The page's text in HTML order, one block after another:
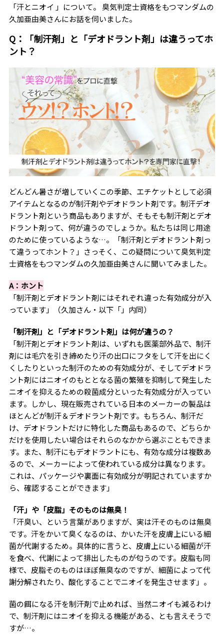
おいのメカニズムから、対処法まで幅広く語れる。脇
汗をリアルタイムで測定できる評価系を確立したこと
「汗とニオイ 」について。 臭気判定士資格をもつマンダムの
久加亜由美さんにお話を伺いました。
Q：「制汗剤」と「デオドラント剤」は違うってホ
ント？
どんどん暑さが増していくこの季節、エチケットとして必須
アイテムとなるのが制汗剤やデオドラント剤です。制汗デオ
ドラント剤という商品もありますが、そもそも制汗剤とデオ
ドラント剤って、何が違うのでしょうか。私たちは同じ用途
のために使っているような…。「制汗剤とデオドラント剤っ
て違うってホント？」さっそく、この疑問について臭気判定
士資格をもつマンダムの久加亜由美さんに聞いてみました。
A：ホント
「制汗剤とデオドラント剤にはそれぞれ違った有効成分が入
っています」（久加さん・以下「」内同）
「制汗剤」と「デオドラント剤」は何が違うの？
「制汗剤とデオドラント剤は、いずれも医薬部外品で、制汗
剤には毛穴を引き締めたり汗の出口にフタをして汗を出にく
くしたりといった制汗のための有効成分が、そしてデオドラ
ント剤にはニオイのもととなる菌の繁殖を抑制して発生した
ニオイを抑えるための殺菌成分といった有効成分が入ってい
ます。しかし、現在販売されている日本のメーカーの製品は
ほとんどが制汗＆デオドラント剤です。もちろん、制汗だ
け、デオドラントだけに特化した商品もあるので、どちらか
だけを使用したい場合はそれらのなかから選ぶこともできま
す。また、制汗にもデオドラントにも、有効な成分は複数あ
るので、メーカーによって使われている成分は異なります。
これは、パッケージや裏面に有効成分が明記されていますか
ら、確認することができます」
「汗」や「皮脂」そのものは無臭！
「汗臭い、という言葉がありますが、実は汗そのものは無臭
です。汗をかいて臭くなるのは、かいた汗を皮膚上にいる細
菌が代謝するため。具体的に言うと、皮膚上にいる細菌が汗
を食べ、代謝によって排出したものが匂うのです。皮脂も同
様で、皮脂そのものはほぼ無臭なのですが、細菌によって代
謝分解されたり、酸化することでニオイを発生させます」。
菌の餌になる汗を制汗剤で止めれば、当然ニオイも減るわけ
で、制汗剤にはニオイを抑える機能がある、とも言えそうで
すが…。